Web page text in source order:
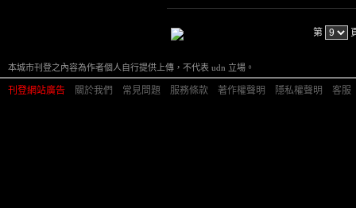
第
本城市刊登之內容為作者個人自行提供上傳，不代表 udn 立場。
刊登網站廣告 關於我們 常見問題 服務條款 著作權聲明 隱私權聲明 客服